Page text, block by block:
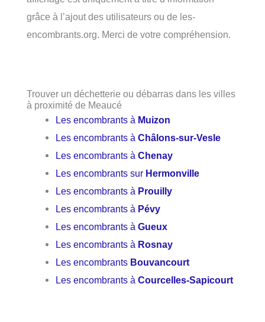
grâce à l’ajout des utilisateurs ou de les-
encombrants.org. Merci de votre compréhension.
Trouver un déchetterie ou débarras dans les villes
à proximité de Meaucé
Les encombrants à Muizon
Les encombrants àChâlons-sur-Vesle
Les encombrants àChenay
Les encombrants sur Hermonville
Les encombrants à Prouilly
Les encombrants à Pévy
Les encombrants àGueux
Les encombrants à Rosnay
Les encombrants Bouvancourt
Les encombrants àCourcelles-Sapicourt